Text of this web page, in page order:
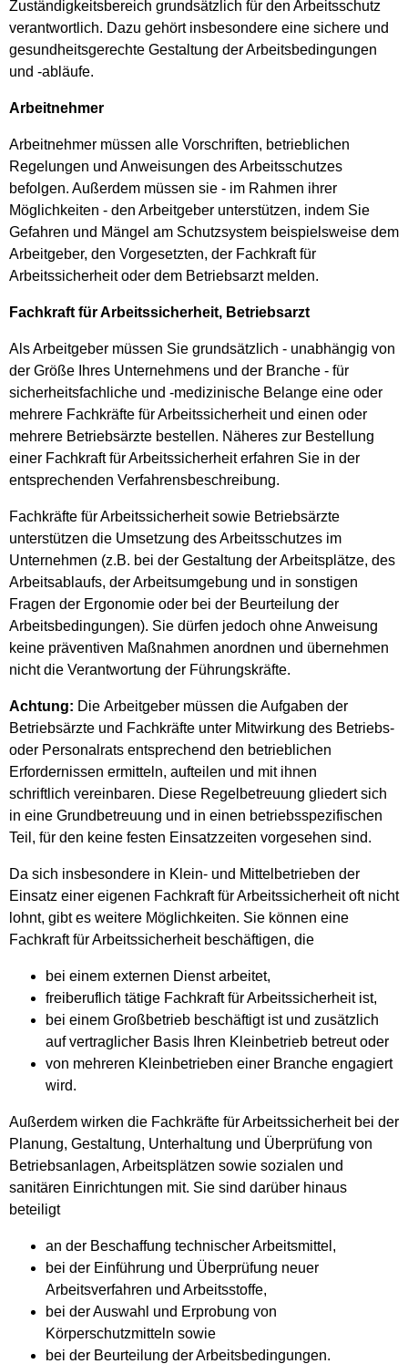
Zuständigkeitsbereich grundsätzlich für den Arbeitsschutz
verantwortlich. Dazu gehört insbesondere eine sichere und
gesundheitsgerechte Gestaltung der Arbeitsbedingungen
und -abläufe.
Arbeitnehmer
Arbeitnehmer müssen alle Vorschriften, betrieblichen
Regelungen und Anweisungen des Arbeitsschutzes
befolgen. Außerdem müssen sie - im Rahmen ihrer
Möglichkeiten - den Arbeitgeber unterstützen, indem Sie
Gefahren und Mängel am Schutzsystem beispielsweise dem
Arbeitgeber, den Vorgesetzten, der Fachkraft für
Arbeitssicherheit oder dem Betriebsarzt melden.
Fachkraft für Arbeitssicherheit, Betriebsarzt
Als Arbeitgeber müssen Sie grundsätzlich - unabhängig von
der Größe Ihres Unternehmens und der Branche - für
sicherheitsfachliche und -medizinische Belange eine oder
mehrere Fachkräfte für Arbeitssicherheit und einen oder
mehrere Betriebsärzte bestellen. Näheres zur Bestellung
einer Fachkraft für Arbeitssicherheit erfahren Sie in der
entsprechenden Verfahrensbeschreibung.
Fachkräfte für Arbeitssicherheit sowie Betriebsärzte
unterstützen die Umsetzung des Arbeitsschutzes im
Unternehmen (z.B. bei der Gestaltung der Arbeitsplätze, des
Arbeitsablaufs, der Arbeitsumgebung und in sonstigen
Fragen der Ergonomie oder bei der Beurteilung der
Arbeitsbedingungen). Sie dürfen jedoch ohne Anweisung
keine präventiven Maßnahmen anordnen und übernehmen
nicht die Verantwortung der Führungskräfte.
Achtung: Die Arbeitgeber müssen die Aufgaben der
Betriebsärzte und Fachkräfte unter Mitwirkung des Betriebs-
oder Personalrats entsprechend den betrieblichen
Erfordernissen ermitteln, aufteilen und mit ihnen
schriftlich vereinbaren. Diese Regelbetreuung gliedert sich
in eine Grundbetreuung und in einen betriebsspezifischen
Teil, für den keine festen Einsatzzeiten vorgesehen sind.
Da sich insbesondere in Klein- und Mittelbetrieben der
Einsatz einer eigenen Fachkraft für Arbeitssicherheit oft nicht
lohnt, gibt es weitere Möglichkeiten. Sie können eine
Fachkraft für Arbeitssicherheit beschäftigen, die
bei einem externen Dienst arbeitet,
freiberuflich tätige Fachkraft für Arbeitssicherheit ist,
bei einem Großbetrieb beschäftigt ist und zusätzlich
auf vertraglicher Basis Ihren Kleinbetrieb betreut oder
von mehreren Kleinbetrieben einer Branche engagiert
wird.
Außerdem wirken die Fachkräfte für Arbeitssicherheit bei der
Planung, Gestaltung, Unterhaltung und Überprüfung von
Betriebsanlagen, Arbeitsplätzen sowie sozialen und
sanitären Einrichtungen mit. Sie sind darüber hinaus
beteiligt
an der Beschaffung technischer Arbeitsmittel,
bei der Einführung und Überprüfung neuer
Arbeitsverfahren und Arbeitsstoffe,
bei der Auswahl und Erprobung von
Körperschutzmitteln sowie
bei der Beurteilung der Arbeitsbedingungen.